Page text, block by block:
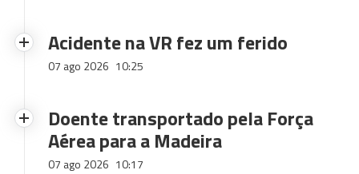
Acidente na VR fez um ferido
07 ago 2026 10:25
Doente transportado pela Força
Aérea para a Madeira
07 ago 2026 10:17